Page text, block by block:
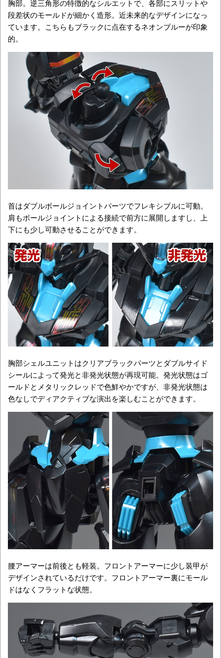
胸部。逆三角形の特徴的なシルエットで、各部にスリットや
段差状のモールドが細かく造形。近未来的なデザインになっ
ています。こちらもブラックに点在するネオンブルーが印象
的。
首はダブルボールジョイントパーツでフレキシブルに可動。
肩もボールジョイントによる接続で前方に展開しますし、上
下にも少し可動させることができます。
胸部シェルユニットはクリアブラックパーツとダブルサイド
シールによって発光と非発光状態が再現可能。発光状態はゴ
ールドとメタリックレッドで色鮮やかですが、非発光状態は
色なしでディアクティブな演出を楽しむことができます。
腰アーマーは前後とも軽装。フロントアーマーに少し装甲が
デザインされているだけです。フロントアーマー裏にモール
ドはなくフラットな状態。